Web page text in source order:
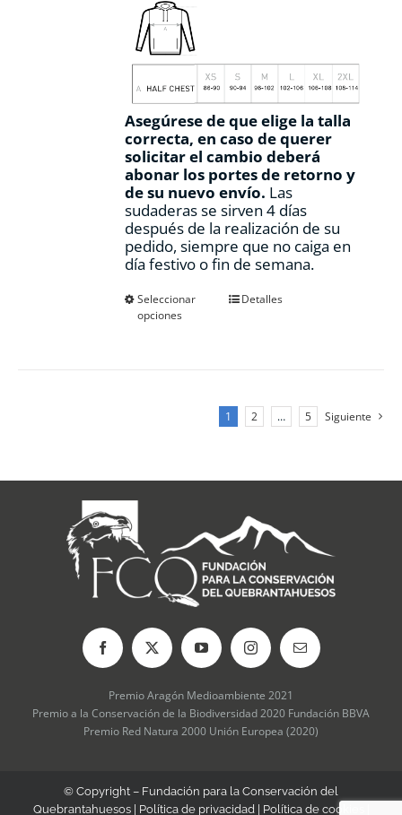
Asegúrese de que elige la talla
correcta, en caso de querer
solicitar el cambio deberá
abonar los portes de retorno y
de su nuevo envío. Las
sudaderas se sirven 4 días
después de la realización de su
pedido, siempre que no caiga en
día festivo o fin de semana.
Seleccionar
opciones
Este
opciones
se
en
página
de
producto
Detalles
1 2 … 5 Siguiente
Premio Aragón Medioambiente 2021
Premio a la Conservación de la Biodiversidad 2020 Fundación BBVA
Premio Red Natura 2000 Unión Europea (2020)
© Copyright – Fundación para la Conservación del
Quebrantahuesos | Política de privacidad Política de cookies